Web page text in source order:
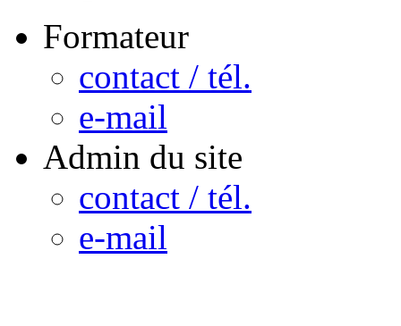
Formateur
contact / tél.
e-mail
Admin du site
contact / tél.
e-mail